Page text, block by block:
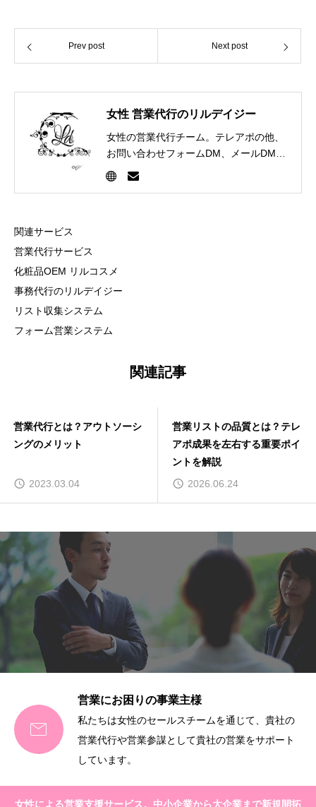
Prev post Next post
女性 営業代行のリルデイジー
女性の営業代行チーム。テレアポの他、
お問い合わせフォームDM、メールDM、
FAXDMなど様々な営業手法を通じて企
関連サービス
営業代行サービス
化粧品OEM リルコスメ
事務代行のリルデイジー
リスト収集システム
フォーム営業システム
関連記事
営業代行とは？アウトソーシ
ングのメリット
2023.03.04
営業リストの品質とは？テレ
アポ成果を左右する重要ポイ
ントを解説
2026.06.24

営業にお困りの事業主様
私たちは女性のセールスチームを通じて、貴社の
営業代行や営業参謀として貴社の営業をサポート
しています。
女性による営業支援サービス。中小企業から大企業まで新規開拓